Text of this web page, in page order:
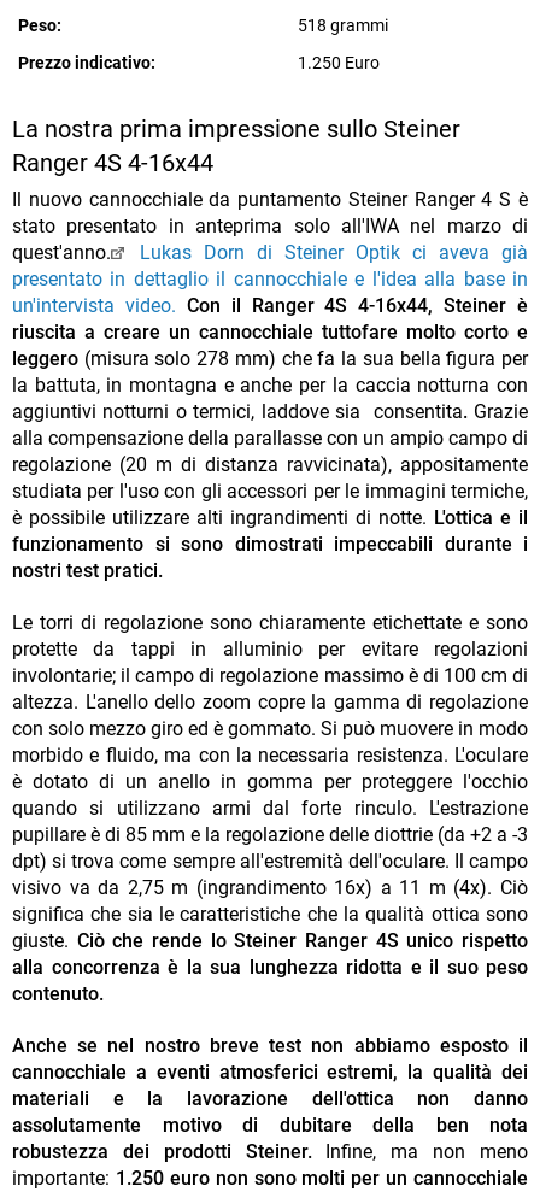
Peso:
518 grammi
Prezzo indicativo:
1.250 Euro
La nostra prima impressione sullo Steiner
Ranger 4S 4-16x44
Il nuovo cannocchiale da puntamento Steiner Ranger 4 S è
stato presentato in anteprima solo all'IWA nel marzo di
quest'anno.
Lukas Dorn di Steiner Optik ci aveva già
presentato in dettaglio il cannocchiale e l'idea alla base in
un'intervista video. Con il Ranger 4S 4-16x44, Steiner è
riuscita a creare un cannocchiale tuttofare molto corto e
leggero (misura solo 278 mm) che fa la sua bella figura per
la battuta, in montagna e anche per la caccia notturna con
aggiuntivi notturni o termici, laddove sia consentita. Grazie
alla compensazione della parallasse con un ampio campo di
regolazione (20 m di distanza ravvicinata), appositamente
studiata per l'uso con gli accessori per le immagini termiche,
è possibile utilizzare alti ingrandimenti di notte. L'ottica e il
funzionamento si sono dimostrati impeccabili durante i
nostri test pratici.
Le torri di regolazione sono chiaramente etichettate e sono
protette da tappi in alluminio per evitare regolazioni
involontarie; il campo di regolazione massimo è di 100 cm di
altezza. L'anello dello zoom copre la gamma di regolazione
con solo mezzo giro ed è gommato. Si può muovere in modo
morbido e fluido, ma con la necessaria resistenza. L'oculare
è dotato di un anello in gomma per proteggere l'occhio
quando si utilizzano armi dal forte rinculo. L'estrazione
pupillare è di 85 mm e la regolazione delle diottrie (da +2 a -3
dpt) si trova come sempre all'estremità dell'oculare. Il campo
visivo va da 2,75 m (ingrandimento 16x) a 11 m (4x). Ciò
significa che sia le caratteristiche che la qualità ottica sono
giuste. Ciò che rende lo Steiner Ranger 4S unico rispetto
alla concorrenza è la sua lunghezza ridotta e il suo peso
contenuto.
Anche se nel nostro breve test non abbiamo esposto il
cannocchiale a eventi atmosferici estremi, la qualità dei
materiali e la lavorazione dell'ottica non danno
assolutamente motivo di dubitare della ben nota
robustezza dei prodotti Steiner.Infine, ma non meno
importante: 1.250 euro non sono molti per un cannocchiale